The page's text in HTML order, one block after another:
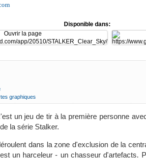
Disponible dans:
graphiques
un jeu de tir à la première personne
la série Stalker.
dans la zone d'exclusion de la
un harceleur - un chasseur d'artefacts.